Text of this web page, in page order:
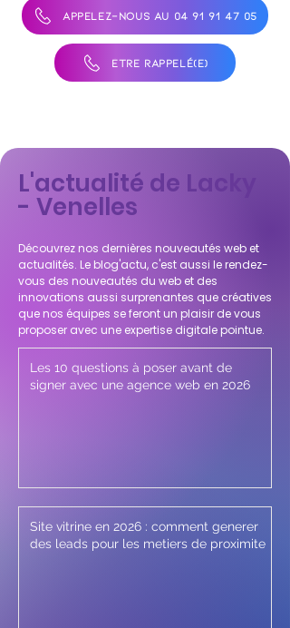
APPELEZ-NOUS AU 04 91 91 47 05
ÊTRE RAPPELÉ(E)
L'actualité de Lacky
- Venelles
Découvrez nos dernières nouveautés web et
actualités. Le blog'actu, c'est aussi le rendez-
vous des nouveautés du web et des
innovations aussi surprenantes que créatives
que nos équipes se feront un plaisir de vous
proposer avec une expertise digitale pointue.
Les 10 questions à poser avant de
signer avec une agence web en 2026
Site vitrine en 2026 : comment generer
des leads pour les metiers de proximite